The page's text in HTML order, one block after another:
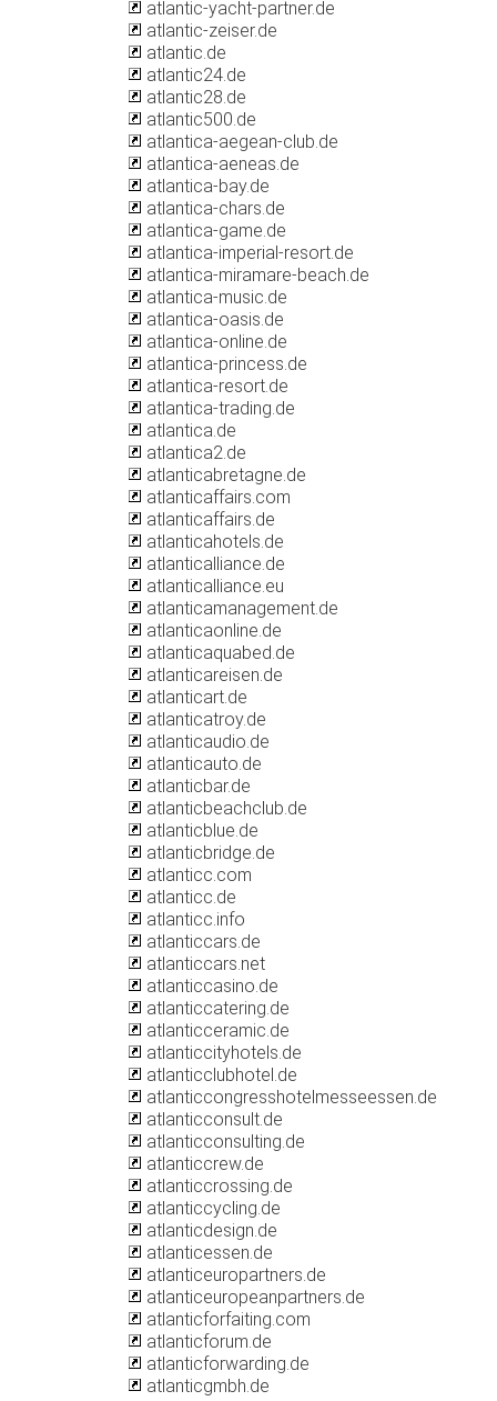
atlantic-yacht-partner.de
atlantic-zeiser.de
atlantic.de
atlantic24.de
atlantic28.de
atlantic500.de
atlantica-aegean-club.de
atlantica-aeneas.de
atlantica-bay.de
atlantica-chars.de
atlantica-game.de
atlantica-imperial-resort.de
atlantica-miramare-beach.de
atlantica-music.de
atlantica-oasis.de
atlantica-online.de
atlantica-princess.de
atlantica-resort.de
atlantica-trading.de
atlantica.de
atlantica2.de
atlanticabretagne.de
atlanticaffairs.com
atlanticaffairs.de
atlanticahotels.de
atlanticalliance.de
atlanticalliance.eu
atlanticamanagement.de
atlanticaonline.de
atlanticaquabed.de
atlanticareisen.de
atlanticart.de
atlanticatroy.de
atlanticaudio.de
atlanticauto.de
atlanticbar.de
atlanticbeachclub.de
atlanticblue.de
atlanticbridge.de
atlanticc.com
atlanticc.de
atlanticc.info
atlanticcars.de
atlanticcars.net
atlanticcasino.de
atlanticcatering.de
atlanticceramic.de
atlanticcityhotels.de
atlanticclubhotel.de
atlanticcongresshotelmesseessen.de
atlanticconsult.de
atlanticconsulting.de
atlanticcrew.de
atlanticcrossing.de
atlanticcycling.de
atlanticdesign.de
atlanticessen.de
atlanticeuropartners.de
atlanticeuropeanpartners.de
atlanticforfaiting.com
atlanticforum.de
atlanticforwarding.de
atlanticgmbh.de